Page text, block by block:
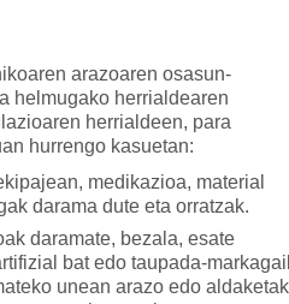
arazoaren osasun-
helmugako herrialdearen
herrialdeen, para
hurrengo kasuetan:
medikazioa, material
darama dute eta orratzak.
daramate, bezala, esate
bat edo taupada-
unean arazo edo aldaketak